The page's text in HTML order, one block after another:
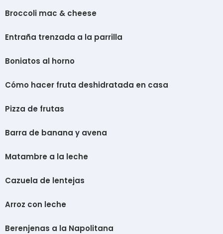
Broccoli mac & cheese
Entraña trenzada a la parrilla
Boniatos al horno
Cómo hacer fruta deshidratada en casa
Pizza de frutas
Barra de banana y avena
Matambre a la leche
Cazuela de lentejas
Arroz con leche
Berenjenas a la Napolitana